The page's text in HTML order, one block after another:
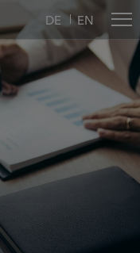
DE EN